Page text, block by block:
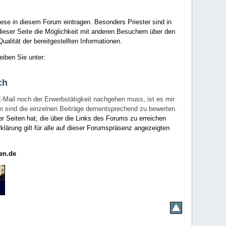
in diesem Forum eintragen. Besonders Priester sind in
Seite die Möglichkeit mit anderen Besuchern über den
der bereitgestellten Informationen.
Sie unter:
noch der Erwerbstätigkeit nachgehen muss, ist es mir
die einzelnen Beiträge dementsprechend zu bewerten.
Seiten hat, die über die Links des Forums zu erreichen
gilt für alle auf dieser Forumspräsenz angezeigten